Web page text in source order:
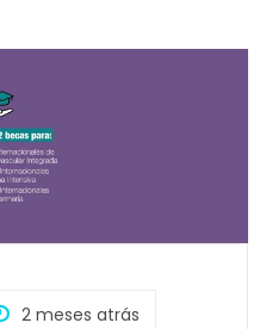
2 meses atrás